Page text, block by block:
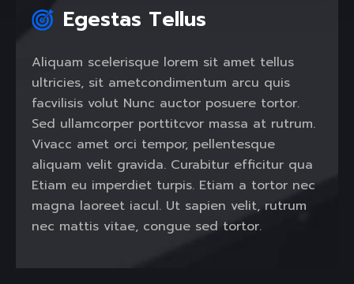
Egestas Tellus
Aliquam scelerisque lorem sit amet tellus
ultricies, sit ametcondimentum arcu quis
facvilisis volut Nunc auctor posuere tortor.
Sed ullamcorper porttitcvor massa at rutrum.
Vivacc amet orci tempor, pellentesque
aliquam velit gravida. Curabitur efficitur qua
Etiam eu imperdiet turpis. Etiam a tortor nec
magna laoreet iacul. Ut sapien velit, rutrum
nec mattis vitae, congue sed tortor.